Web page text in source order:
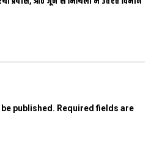
published. Required fields are